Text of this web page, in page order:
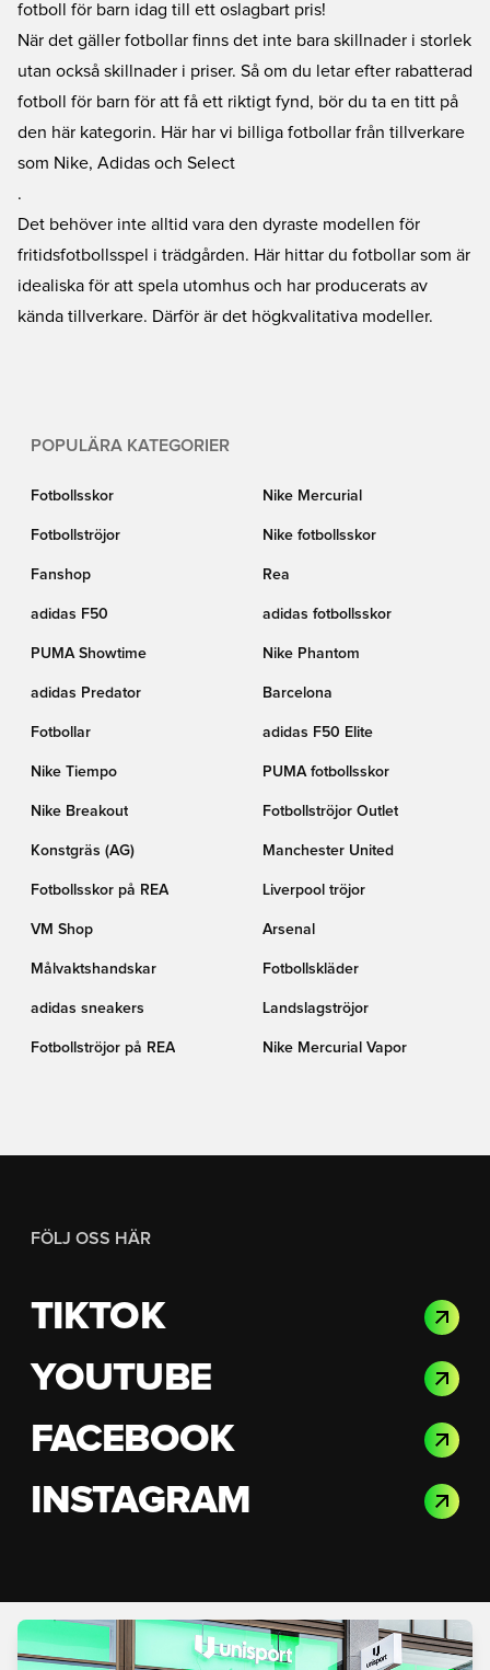
fotboll för barn idag till ett oslagbart pris!
När det gäller fotbollar finns det inte bara skillnader i storlek
utan också skillnader i priser. Så om du letar efter rabatterad
fotboll för barn för att få ett riktigt fynd, bör du ta en titt på
den här kategorin. Här har vi billiga fotbollar från tillverkare
som Nike, Adidas och Select
.
Det behöver inte alltid vara den dyraste modellen för
fritidsfotbollsspel i trädgården. Här hittar du fotbollar som är
idealiska för att spela utomhus och har producerats av
kända tillverkare. Därför är det högkvalitativa modeller.
POPULÄRA KATEGORIER
Fotbollsskor Nike Mercurial
Fotbollströjor Nike fotbollsskor
Fanshop Rea
adidas F50 adidas fotbollsskor
PUMA Showtime Nike Phantom
adidas Predator Barcelona
Fotbollar adidas F50 Elite
Nike Tiempo PUMA fotbollsskor
Nike Breakout Fotbollströjor Outlet
Konstgräs (AG) Manchester United
Fotbollsskor på REA Liverpool tröjor
VM Shop Arsenal
Målvaktshandskar Fotbollskläder
adidas sneakers Landslagströjor
Fotbollströjor på REA Nike Mercurial Vapor
FÖLJ OSS HÄR
TIKTOK
YOUTUBE
FACEBOOK
INSTAGRAM